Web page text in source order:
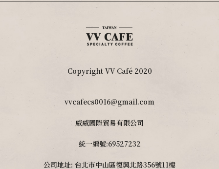
Copyright VV Café 2020
vvcafecs0016@gmail.com
威威國際貿易有限公司
統一編號:69527232
公司地址: 台北市中山區復興北路356號11樓